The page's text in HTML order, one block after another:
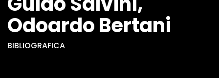
Odoardo Bertani
BIBLIOGRAFICA